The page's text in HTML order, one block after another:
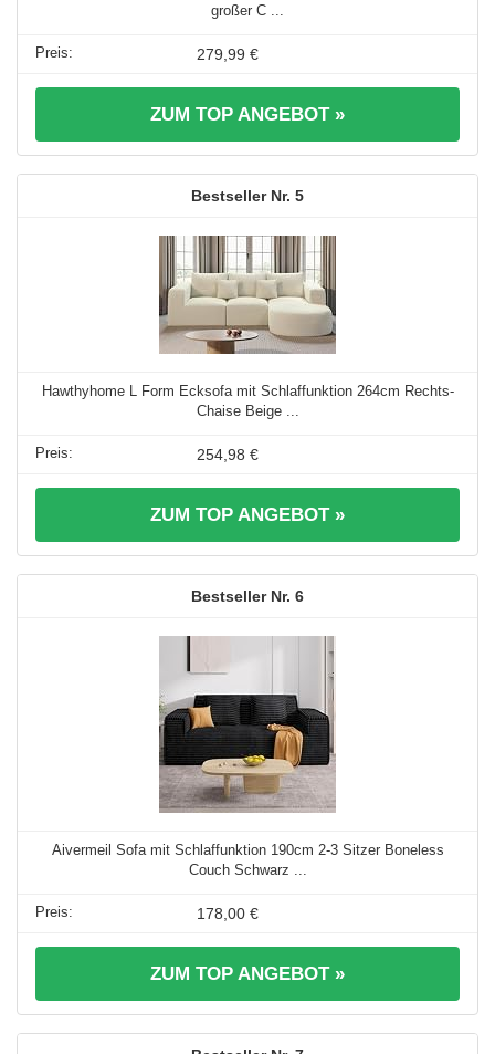
großer C ...
279,99 €
ZUM TOP ANGEBOT »
5
Hawthyhome L Form Ecksofa mit Schlaffunktion 264cm Rechts-
Chaise Beige ...
254,98 €
ZUM TOP ANGEBOT »
6
Aivermeil Sofa mit Schlaffunktion 190cm 2-3 Sitzer Boneless
Couch Schwarz ...
178,00 €
ZUM TOP ANGEBOT »